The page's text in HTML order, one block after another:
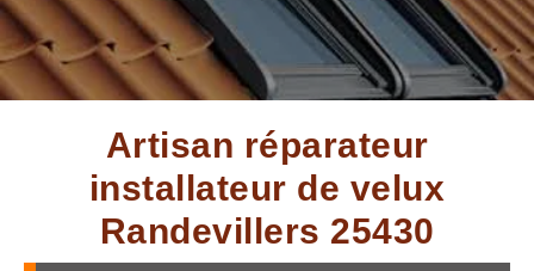
Artisan réparateur
installateur de velux
Randevillers 25430